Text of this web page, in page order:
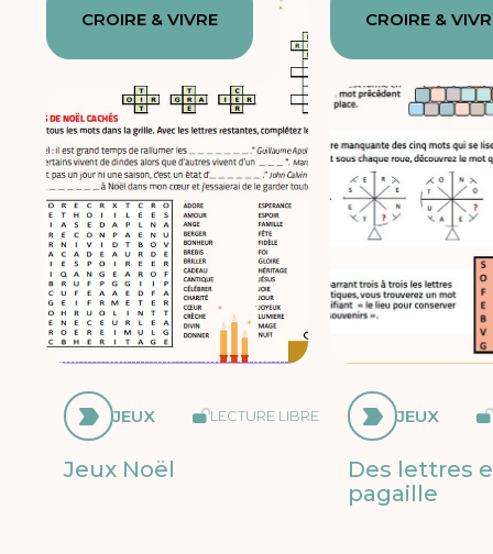
CROIRE & VIVRE
JEUX LECTURE LIBRE
Jeux Noël
CROIRE &
JEUX
Des lettres
pagaille